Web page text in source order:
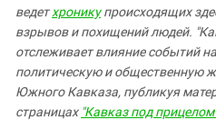
ведетхроникупроисходящих
взрывов и похищений людей.
отслеживает влияние событий
политическую и общественную
Южного Кавказа, публикуя
страницах "Кавказ под